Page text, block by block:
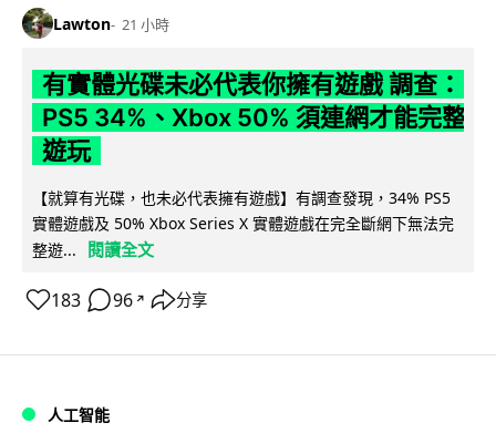
Lawton 21 小時
有實體光碟未必代表你擁有遊戲 調查：
PS5 34%、Xbox 50% 須連網才能完整
遊玩
【就算有光碟，也未必代表擁有遊戲】有調查發現，34% PS5
實體遊戲及 50% Xbox Series X 實體遊戲在完全斷網下無法完
整遊...
閱讀全文
183 96 ↗ 分享
人工智能